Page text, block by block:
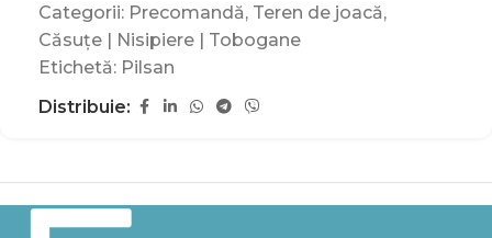
Categorii: Precomandă, Teren de joacă,
Căsuțe | Nisipiere | Tobogane
Etichetă: Pilsan
Distribuie: